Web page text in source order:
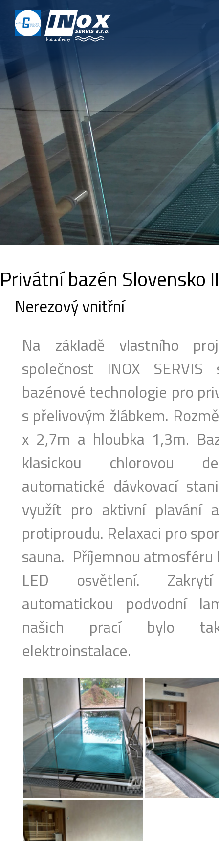
DOMŮ
O NÁS
PROJEKTY
REALIZACE
SERVIS
KONTAKT
Privátní bazén Slovensko
Nerezový vnitřní
Na základě vlastního
společnost INOX
bazénové technologie pro
s přelivovým žlábkem.
x 2,7m a hloubka 1,3m.
klasickou chlorovou
automatické dávkovací
využít pro aktivní plavání
protiproudu. Relaxaci pro
sauna. Příjemnou
LED osvětlení.
automatickou podvodní
našich prací bylo
elektroinstalace.